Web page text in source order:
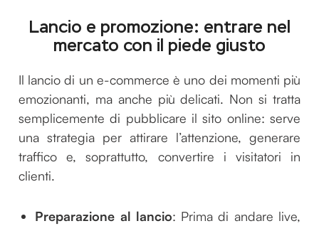
Lancio e promozione: entrare nel
mercato con il piede giusto
Il lancio di un e-commerce è uno dei momenti più
emozionanti, ma anche più delicati. Non si tratta
semplicemente di pubblicare il sito online: serve
una strategia per attirare l’attenzione, generare
traffico e, soprattutto, convertire i visitatori in
clienti.
Preparazione al lancio: Prima di andare live,